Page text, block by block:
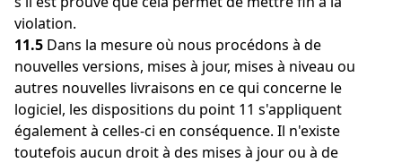
violation.
11.5 Dans la mesure où nous procédons à de
nouvelles versions, mises à jour, mises à niveau ou
autres nouvelles livraisons en ce qui concerne le
logiciel, les dispositions du point 11 s'appliquent
également à celles-ci en conséquence. Il n'existe
toutefois aucun droit à des mises à jour ou à de